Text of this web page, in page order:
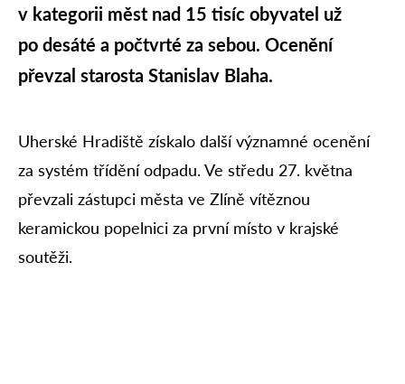
v kategorii měst nad 15 tisíc obyvatel už
po desáté a počtvrté za sebou. Ocenění
převzal starosta Stanislav Blaha.
Uherské Hradiště získalo další významné ocenění
za systém třídění odpadu. Ve středu 27. května
převzali zástupci města ve Zlíně vítěznou
keramickou popelnici za první místo v krajské
soutěži.